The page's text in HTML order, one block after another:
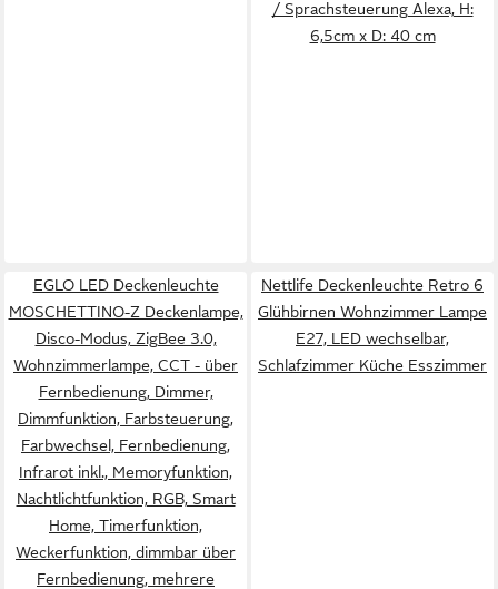
/ Sprachsteuerung Alexa, H:
6,5cm x D: 40 cm
EGLO LED Deckenleuchte
MOSCHETTINO-Z Deckenlampe,
Disco-Modus, ZigBee 3.0,
Wohnzimmerlampe, CCT - über
Fernbedienung, Dimmer,
Dimmfunktion, Farbsteuerung,
Farbwechsel, Fernbedienung,
Infrarot inkl., Memoryfunktion,
Nachtlichtfunktion, RGB, Smart
Home, Timerfunktion,
Weckerfunktion, dimmbar über
Fernbedienung, mehrere
Nettlife Deckenleuchte Retro 6
Glühbirnen Wohnzimmer Lampe
E27, LED wechselbar,
Schlafzimmer Küche Esszimmer